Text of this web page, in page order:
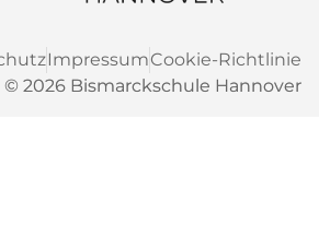
2026 Bismarckschule Hannover
ImpressumCookie-Richtlinie